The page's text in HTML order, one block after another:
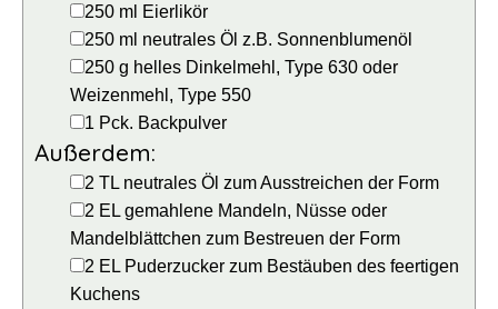
▢
250 ml Eierlikör
▢
250 ml neutrales Öl z.B. Sonnenblumenöl
▢
250 g helles Dinkelmehl, Type 630 oder
Weizenmehl, Type 550
▢1 Pck. Backpulver
Außerdem:
▢
2 TL neutrales Öl zum Ausstreichen der Form
▢
2 EL gemahlene Mandeln, Nüsse oder
Mandelblättchen zum Bestreuen der Form
▢
2 EL Puderzucker zum Bestäuben des feertigen
Kuchens